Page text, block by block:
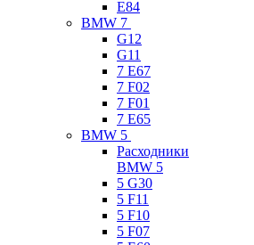
E84
BMW 7
G12
G11
7 Е67
7 F02
7 F01
7 E65
BMW 5
Расходники
BMW 5
5 G30
5 F11
5 F10
5 F07